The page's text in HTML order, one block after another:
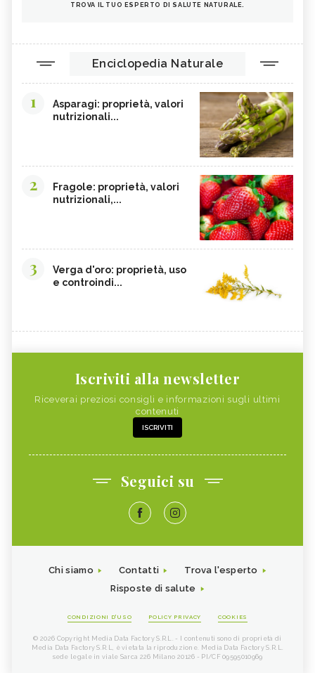
TROVA IL TUO ESPERTO DI SALUTE NATURALE.
Enciclopedia Naturale
1
Asparagi: proprietà, valori
nutrizionali...
2
Fragole: proprietà, valori
nutrizionali,...
3
Verga d'oro: proprietà, uso
e controindi...
Iscriviti alla newsletter
Riceverai preziosi consigli e informazioni sugli ultimi
contenuti
ISCRIVITI
Seguici su
Chi siamo Contatti
Trova l'esperto
Risposte di salute
CONDIZIONI D'USO POLICY PRIVACY COOKIES
© 2026 Copyright Media Data Factory S.R.L. - I contenuti sono di proprietà di
Media Data Factory S.R.L, è vietata la riproduzione. Media Data Factory S.R.L.
sede legale in viale Sarca 226 Milano 20126 - PI/CF 09595010969